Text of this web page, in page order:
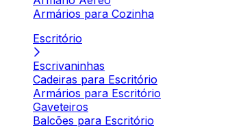
Armários para Cozinha
Escritório
Escrivaninhas
Cadeiras para Escritório
Armários para Escritório
Gaveteiros
Balcões para Escritório